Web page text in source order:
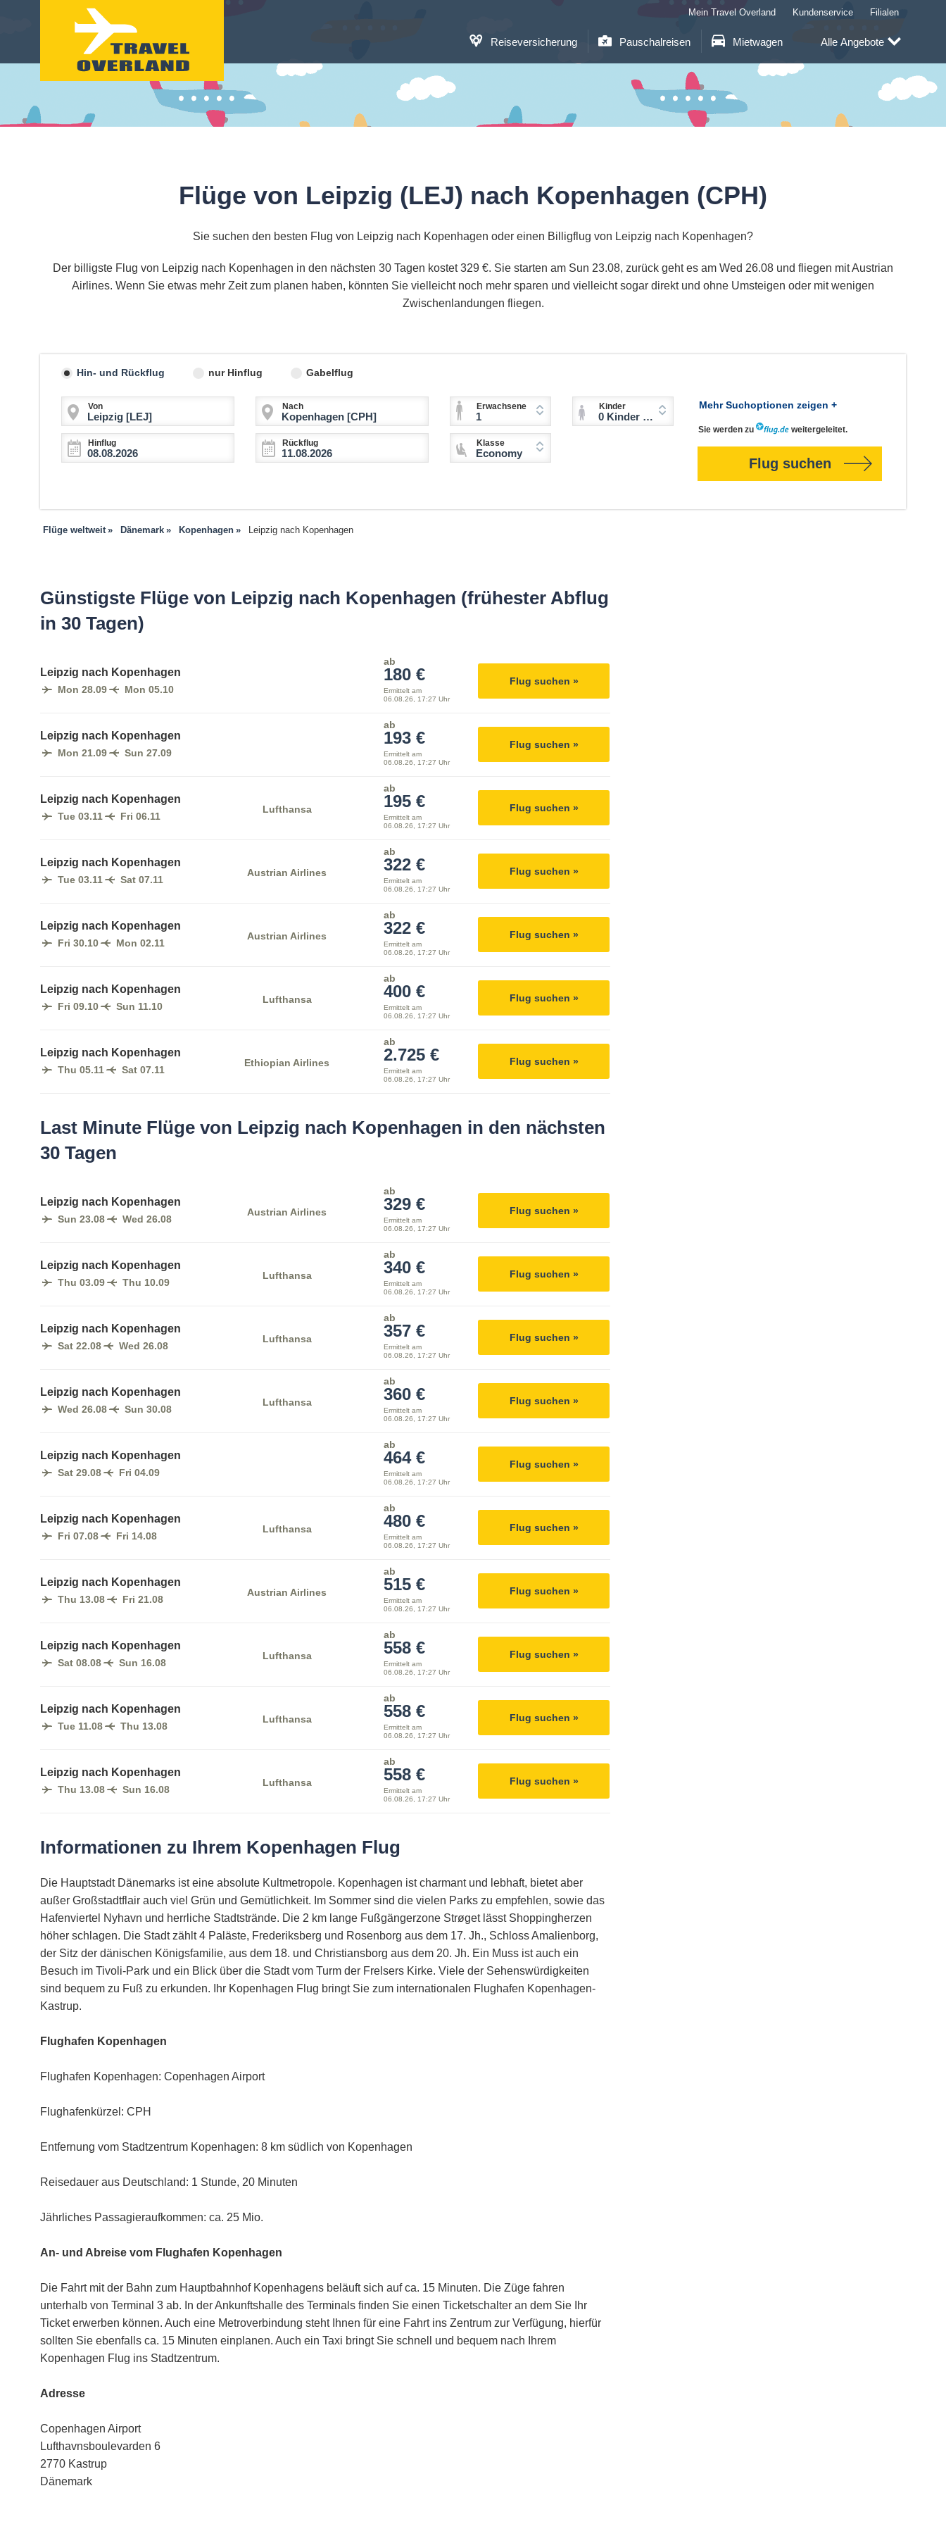
Reiseversicherung Pauschalreisen Mietwagen
Mein Travel Overland Kundenservice Filialen
Alle Angebote
Flüge von Leipzig (LEJ) nach Kopenhagen (CPH)
Sie suchen den besten Flug von Leipzig nach Kopenhagen oder einen Billigflug von Leipzig nach Kopenhagen?
Der billigste Flug von Leipzig nach Kopenhagen in den nächsten 30 Tagen kostet 329 €. Sie starten am Sun 23.08, zurück geht es am Wed 26.08 und fliegen mit Austrian
Airlines. Wenn Sie etwas mehr Zeit zum planen haben, könnten Sie vielleicht noch mehr sparen und vielleicht sogar direkt und ohne Umsteigen oder mit wenigen
Zwischenlandungen fliegen.
Hin- und Rückflug nur Hinflug Gabelflug
Von Nach
Hinflug Rückflug
Erwachsene
1
Kinder
0 Kinder (2-11 Jahre)
Klasse
Economy
Mehr Suchoptionen zeigen +
Sie werden zu weitergeleitet.
Flug suchen
Flüge weltweit Dänemark Kopenhagen Leipzig nach Kopenhagen
Günstigste Flüge von Leipzig nach Kopenhagen (frühester Abflug
in 30 Tagen)
Leipzig nach Kopenhagen
Mon 28.09 Mon 05.10
ab
180 €
Ermittelt am
06.08.26, 17:27 Uhr
Flug suchen »
Leipzig nach Kopenhagen
Mon 21.09 Sun 27.09
ab
193 €
Ermittelt am
06.08.26, 17:27 Uhr
Flug suchen »
Leipzig nach Kopenhagen
Tue 03.11 Fri 06.11
Lufthansa
ab
195 €
Ermittelt am
06.08.26, 17:27 Uhr
Flug suchen »
Leipzig nach Kopenhagen
Tue 03.11 Sat 07.11
Austrian Airlines
ab
322 €
Ermittelt am
06.08.26, 17:27 Uhr
Flug suchen »
Leipzig nach Kopenhagen
Fri 30.10 Mon 02.11
Austrian Airlines
ab
322 €
Ermittelt am
06.08.26, 17:27 Uhr
Flug suchen »
Leipzig nach Kopenhagen
Fri 09.10 Sun 11.10
Lufthansa
ab
400 €
Ermittelt am
06.08.26, 17:27 Uhr
Flug suchen »
Leipzig nach Kopenhagen
Thu 05.11 Sat 07.11
Ethiopian Airlines
ab
2.725 €
Ermittelt am
06.08.26, 17:27 Uhr
Flug suchen »
Last Minute Flüge von Leipzig nach Kopenhagen in den nächsten
30 Tagen
Leipzig nach Kopenhagen
Sun 23.08 Wed 26.08
Austrian Airlines
ab
329 €
Ermittelt am
06.08.26, 17:27 Uhr
Flug suchen »
Leipzig nach Kopenhagen
Thu 03.09 Thu 10.09
Lufthansa
ab
340 €
Ermittelt am
06.08.26, 17:27 Uhr
Flug suchen »
Leipzig nach Kopenhagen
Sat 22.08 Wed 26.08
Lufthansa
ab
357 €
Ermittelt am
06.08.26, 17:27 Uhr
Flug suchen »
Leipzig nach Kopenhagen
Wed 26.08 Sun 30.08
Lufthansa
ab
360 €
Ermittelt am
06.08.26, 17:27 Uhr
Flug suchen »
Leipzig nach Kopenhagen
Sat 29.08 Fri 04.09
ab
464 €
Ermittelt am
06.08.26, 17:27 Uhr
Flug suchen »
Leipzig nach Kopenhagen
Fri 07.08 Fri 14.08
Lufthansa
ab
480 €
Ermittelt am
06.08.26, 17:27 Uhr
Flug suchen »
Leipzig nach Kopenhagen
Thu 13.08 Fri 21.08
Austrian Airlines
ab
515 €
Ermittelt am
06.08.26, 17:27 Uhr
Flug suchen »
Leipzig nach Kopenhagen
Sat 08.08 Sun 16.08
Lufthansa
ab
558 €
Ermittelt am
06.08.26, 17:27 Uhr
Flug suchen »
Leipzig nach Kopenhagen
Tue 11.08 Thu 13.08
Lufthansa
ab
558 €
Ermittelt am
06.08.26, 17:27 Uhr
Flug suchen »
Leipzig nach Kopenhagen
Thu 13.08 Sun 16.08
Lufthansa
ab
558 €
Ermittelt am
06.08.26, 17:27 Uhr
Flug suchen »
Informationen zu Ihrem Kopenhagen Flug
Die Hauptstadt Dänemarks ist eine absolute Kultmetropole. Kopenhagen ist charmant und lebhaft, bietet aber
außer Großstadtflair auch viel Grün und Gemütlichkeit. Im Sommer sind die vielen Parks zu empfehlen, sowie das
Hafenviertel Nyhavn und herrliche Stadtstrände. Die 2 km lange Fußgängerzone Strøget lässt Shoppingherzen
höher schlagen. Die Stadt zählt 4 Paläste, Frederiksberg und Rosenborg aus dem 17. Jh., Schloss Amalienborg,
der Sitz der dänischen Königsfamilie, aus dem 18. und Christiansborg aus dem 20. Jh. Ein Muss ist auch ein
Besuch im Tivoli-Park und ein Blick über die Stadt vom Turm der Frelsers Kirke. Viele der Sehenswürdigkeiten
sind bequem zu Fuß zu erkunden. Ihr Kopenhagen Flug bringt Sie zum internationalen Flughafen Kopenhagen-
Kastrup.
Flughafen Kopenhagen
Flughafen Kopenhagen: Copenhagen Airport
Flughafenkürzel: CPH
Entfernung vom Stadtzentrum Kopenhagen: 8 km südlich von Kopenhagen
Reisedauer aus Deutschland: 1 Stunde, 20 Minuten
Jährliches Passagieraufkommen: ca. 25 Mio.
An- und Abreise vom Flughafen Kopenhagen
Die Fahrt mit der Bahn zum Hauptbahnhof Kopenhagens beläuft sich auf ca. 15 Minuten. Die Züge fahren
unterhalb von Terminal 3 ab. In der Ankunftshalle des Terminals finden Sie einen Ticketschalter an dem Sie Ihr
Ticket erwerben können. Auch eine Metroverbindung steht Ihnen für eine Fahrt ins Zentrum zur Verfügung, hierfür
sollten Sie ebenfalls ca. 15 Minuten einplanen. Auch ein Taxi bringt Sie schnell und bequem nach Ihrem
Kopenhagen Flug ins Stadtzentrum.
Adresse
Copenhagen Airport
Lufthavnsboulevarden 6
2770 Kastrup
Dänemark